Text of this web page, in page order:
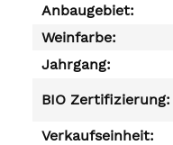
Anbaugebiet:
Weinfarbe:
Jahrgang:
BIO Zertifizierung:
Verkaufseinheit: